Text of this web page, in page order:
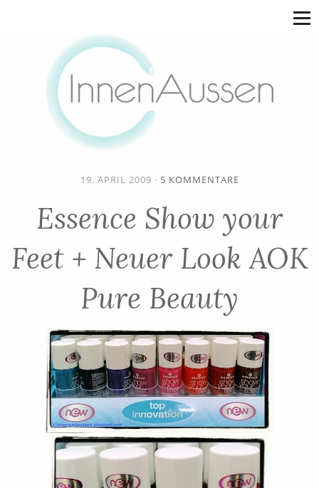
19. APRIL 2009 · 5 KOMMENTARE
Essence Show your
Feet + Neuer Look AOK
Pure Beauty